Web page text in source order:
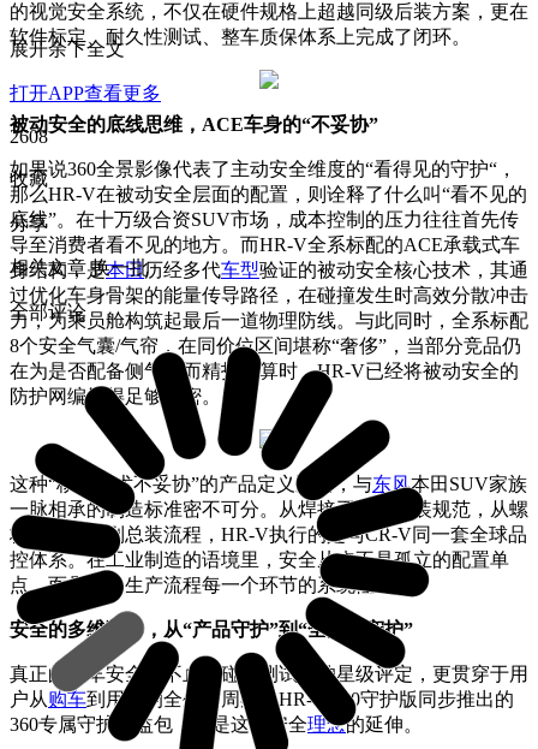
的视觉安全系统，不仅在硬件规格上超越同级后装方案，更在
软件标定、耐久性测试、整车质保体系上完成了闭环。
被动安全的底线思维，ACE车身的“不妥协”
如果说360全景影像代表了主动安全维度的“看得见的守护“，
那么HR-V在被动安全层面的配置，则诠释了什么叫“看不见的
底线”。在十万级合资SUV市场，成本控制的压力往往首先传
导至消费者看不见的地方。而HR-V全系标配的ACE承载式车
身结构，是本田历经多代车型验证的被动安全核心技术，其通
过优化车身骨架的能量传导路径，在碰撞发生时高效分散冲击
力，为乘员舱构筑起最后一道物理防线。与此同时，全系标配
8个安全气囊/气帘，在同价位区间堪称“奢侈”，当部分竞品仍
在为是否配备侧气帘而精打细算时，HR-V已经将被动安全的
防护网编织得足够致密。
这种“核心技术不妥协”的产品定义逻辑，与东风本田SUV家族
一脉相承的制造标准密不可分。从焊接工艺到涂装规范，从螺
栓拧紧力矩到总装流程，HR-V执行的是与CR-V同一套全球品
控体系。在工业制造的语境里，安全从来不是孤立的配置单
点，而是嵌入生产流程每一个环节的系统性工程。
安全的多维延伸，从“产品守护”到“全周期守护”
真正的汽车安全，不止于碰撞测试中的星级评定，更贯穿于用
户从购车到用车的全生命周期。HR-V 360守护版同步推出的
360专属守护权益包，正是这种安全理念的延伸。
展开余下全文
打开APP查看更多
2608
收藏
分享
相关文章换一批
全部评论